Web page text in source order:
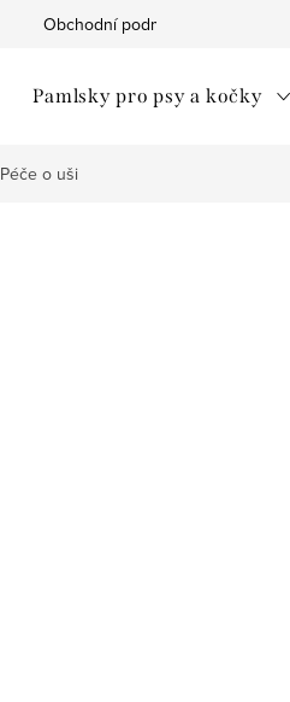
Obchodní podmínky
Pamlsky pro psy a kočky
Péče o uši